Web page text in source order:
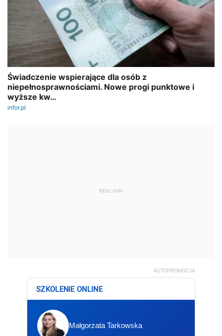
REKLAMA
AUTOPROMOCJA
SZKOLENIE ONLINE
Małgorzata Tarkowska